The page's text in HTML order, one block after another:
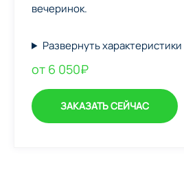
вечеринок.
Развернуть характеристики
от 6 050₽
ЗАКАЗАТЬ СЕЙЧАС